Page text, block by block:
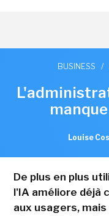
BUSINESS /
Louise
De plus en plus
l'IA améliore déjà
aux usagers,